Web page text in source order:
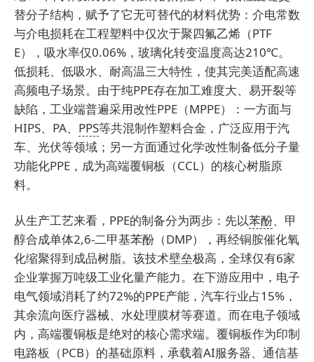
替分子结构，赋予了它无可替代的材料优势：介电常数
与介电损耗在工程塑料中仅次于聚四氟乙烯（PTF
E），吸水率仅0.06%，玻璃化转变温度高达210℃。
低损耗、低吸水、耐高温三大特性，使其完美适配高速
高频电子场景。由于纯PPE存在加工难度大、易开裂等
缺陷，工业端普遍采用改性PPE（MPPE）：一方面与
HIPS、PA、 PPS等共混制作塑料合金，广泛应用于汽
车、光伏等领域；另一方面通过化学改性制备低分子量
功能化PPE，成为高端覆铜板（CCL）的核心树脂原
料。
从生产工艺来看，PPE的制备分为两步：先以苯酚、甲
醇合成单体2,6-二甲基苯酚（DMP），再经铜胺催化氧
化缩聚得到成品树脂。该技术壁垒极高，全球仅有6家
企业掌握万吨级工业化量产能力。在下游应用中，电子
电气领域消耗了约72%的PPE产能，汽车行业占15%，
其余流向医疗器械、水处理膜材等赛道。而在电子领域
内，高端覆铜板是绝对的核心需求端。覆铜板作为印制
电路板（PCB）的基础原料，承载着AI服务器、通信基